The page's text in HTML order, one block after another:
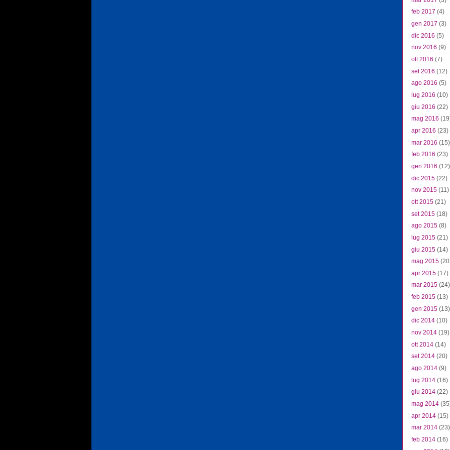
feb 2017 (4)
gen 2017 (3)
dic 2016 (5)
nov 2016 (9)
ott 2016 (7)
set 2016 (12)
ago 2016 (5)
lug 2016 (10)
giu 2016 (22)
mag 2016
apr 2016 (23)
mar 2016 (15)
feb 2016 (23)
gen 2016 (12)
dic 2015 (22)
nov 2015 (11)
ott 2015 (21)
set 2015 (18)
ago 2015 (8)
lug 2015 (21)
giu 2015 (14)
mag 2015
apr 2015 (17)
mar 2015 (24)
feb 2015 (13)
gen 2015 (13)
dic 2014 (10)
nov 2014 (19)
ott 2014 (14)
set 2014 (20)
ago 2014 (9)
lug 2014 (16)
giu 2014 (22)
mag 2014
apr 2014 (15)
mar 2014 (23)
feb 2014 (16)